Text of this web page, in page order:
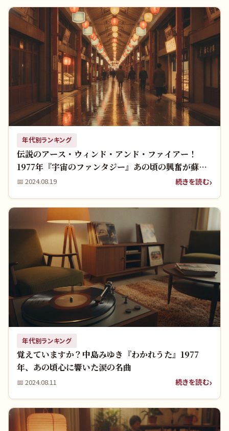
年代別ランキング
伝説のアース・ウィンド・アンド・ファイアー！
1977年『宇宙のファンタジー』あの頃の興奮が蘇
る！
📅 2024.08.19 続きを読む
年代別ランキング
覚えていますか？中島みゆき『わかれうた』1977
年、あの頃心に響いた涙の名曲
📅 2024.08.11 続きを読む